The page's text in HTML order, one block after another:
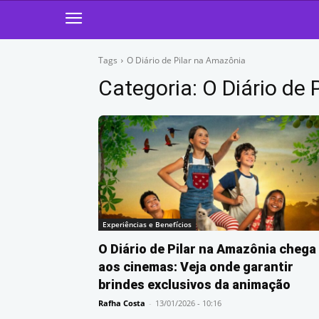
Tags O Diário de Pilar na Amazônia
Categoria: O Diário de
Experiências e Benefícios
O Diário de Pilar na Amazônia chega
aos cinemas: Veja onde garantir
brindes exclusivos da animação
Rafha Costa - 13/01/2026 - 10:16